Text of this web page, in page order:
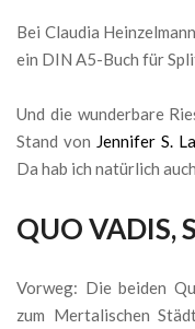
Bei Claudia
ein DIN A5-Buch für
Und die wunderbare
Stand von Jennifer S.
Da hab ich natürlich
QUO VADIS,
Vorweg: Die beiden
zum Mertalischen